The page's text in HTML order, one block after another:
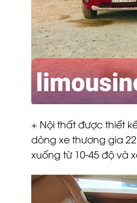
+ Nội thất được thiết
dòng xe thương gia
xuống từ 10-45 độ và